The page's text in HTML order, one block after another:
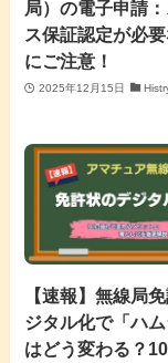
局）の電子申請
ス保証認定が必
にご注意！
2025年12月15日
【速報】無線局
ジタル化で「ハム
はどう変わる？